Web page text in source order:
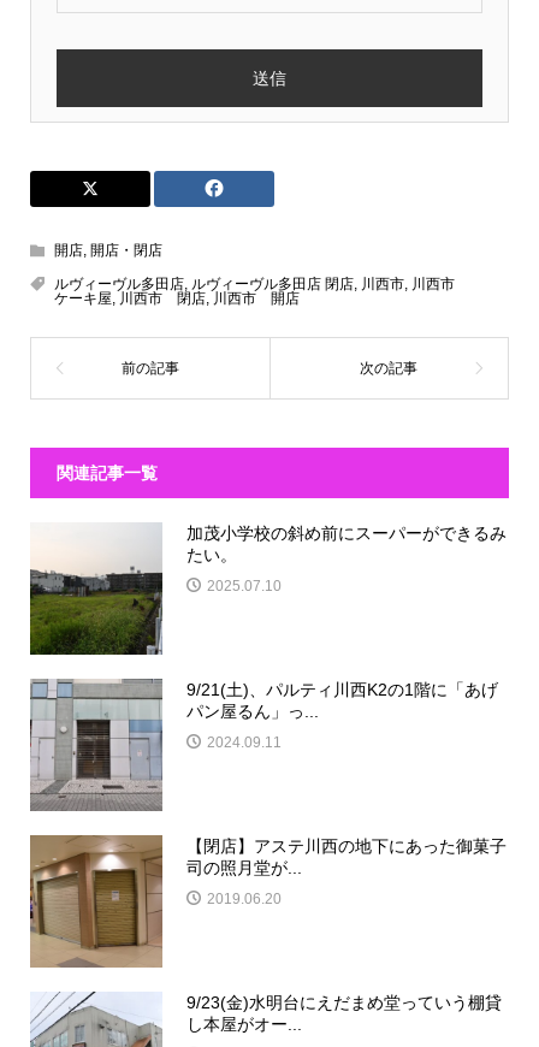
開店, 開店・閉店
ルヴィーヴル多田店, ルヴィーヴル多田店 閉店, 川西市, 川西市
ケーキ屋, 川西市 閉店, 川西市 開店
関連記事一覧
加茂小学校の斜め前にスーパーができるみ
たい。
2025.07.10
9/21(土)、パルティ川西K2の1階に「あげ
パン屋るん」っ...
2024.09.11
【閉店】アステ川西の地下にあった御菓子
司の照月堂が...
2019.06.20
9/23(金)水明台にえだまめ堂っていう棚貸
し本屋がオー...